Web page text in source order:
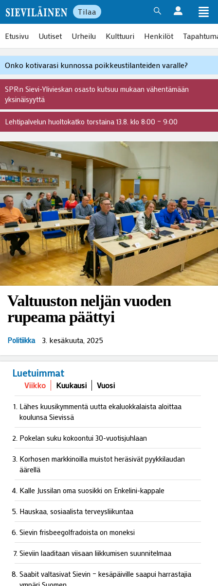
Tilaa
Etusivu Uutiset Urheilu Kulttuuri Henkilöt
Onko kotivarasi kunnossa poikkeustilanteiden varalle?
SPR:n Sievi-Ylivieskan osasto kutsuu mukaan vähentämään
yksinäisyyttä
Lehtipalvelun huoltokatko torstaina 13.8. klo 8:00 – 9:00
Valtuuston neljän vuoden
rupeama päättyi
Politiikka 3. kesäkuuta, 2025
Luetuimmat
Viikko Kuukausi Vuosi
Lähes kuusikymmentä uutta ekaluokkalaista aloittaa
koulunsa Sievissä
Pokelan suku kokoontui 30-vuotisjuhlaan
Korhosen markkinoilla muistot heräsivät pyykkilaudan
äärellä
Kalle Jussilan oma suosikki on Enkelini-kappale
Hauskaa, sosiaalista terveysliikuntaa
Sievin frisbeegolfradoista on moneksi
Sieviin laaditaan viisaan liikkumisen suunnitelmaa
Saabit valtasivat Sievin – kesäpäiville saapui harrastajia